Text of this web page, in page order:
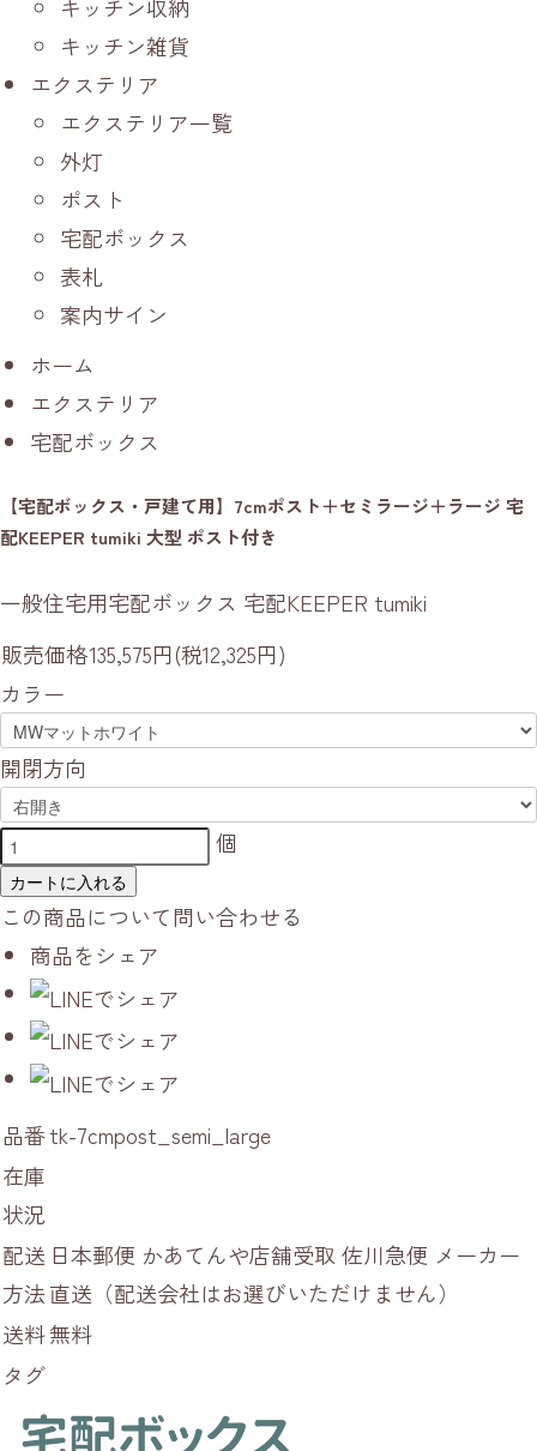
キッチン収納
キッチン雑貨
エクステリア
エクステリア一覧
外灯
ポスト
宅配ボックス
表札
案内サイン
ホーム
エクステリア
宅配ボックス
【宅配ボックス・戸建て用】7cmポスト＋セミラージ＋ラージ 宅
配KEEPER tumiki 大型 ポスト付き
一般住宅用宅配ボックス 宅配KEEPER tumiki
販売価格135,575円(税12,325円)
カラー
開閉方向
個
カートに入れる
この商品について問い合わせる
商品をシェア
品番tk-7cmpost_semi_large
在庫
状況
配送
方法
日本郵便 かあてんや店舗受取 佐川急便 メーカー
直送（配送会社はお選びいただけません）
送料無料
タグ